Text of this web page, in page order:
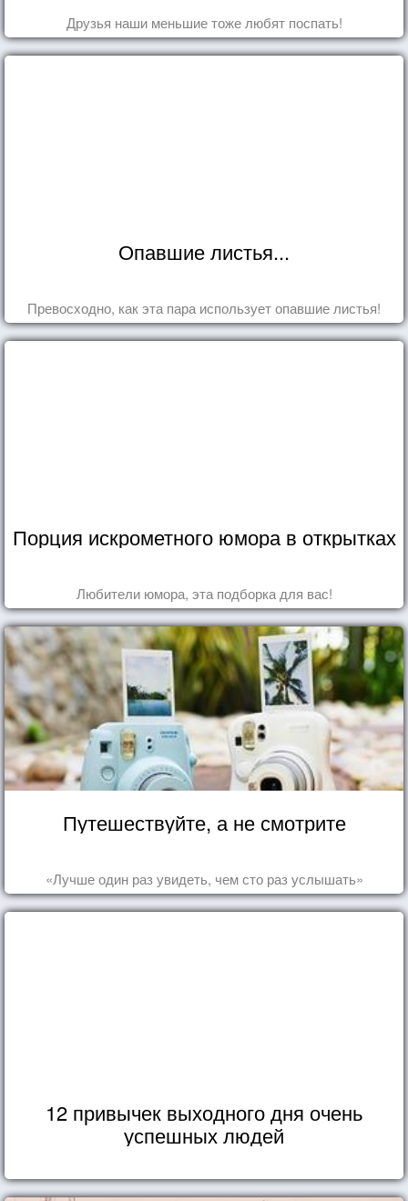
Друзья наши меньшие тоже любят поспать!
Опавшие листья...
Превосходно, как эта пара использует опавшие листья!
Порция искрометного юмора в открытках
Любители юмора, эта подборка для вас!
Путешествуйте, а не смотрите
«Лучше один раз увидеть, чем сто раз услышать»
12 привычек выходного дня очень
успешных людей